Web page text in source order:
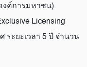
งค์การมหาชน)
Licensing
ระยะเวลา 5 ปี จำนวน